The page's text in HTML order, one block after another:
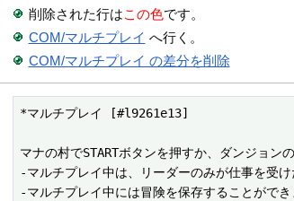
削除された行はこの色です。
COM/マルチプレイ へ行く。
COM/マルチプレイ の差分を削除
*マルチプレイ [#l9261e13]
マナの村でSTARTボタンを押すか、ダンジョン
-マルチプレイ中は、リーダーのみが仕事を受
-マルチプレイ中には冒険を保存することがで